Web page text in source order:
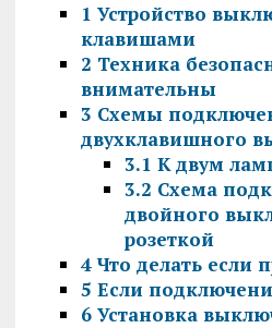
1 Устройство
клавишами
2 Техника
внимательны
3 Схемы
двухклавишного
3.1 К двум
3.2 Схема
двойного
розеткой
4Что делать если
5 Если
6Установка